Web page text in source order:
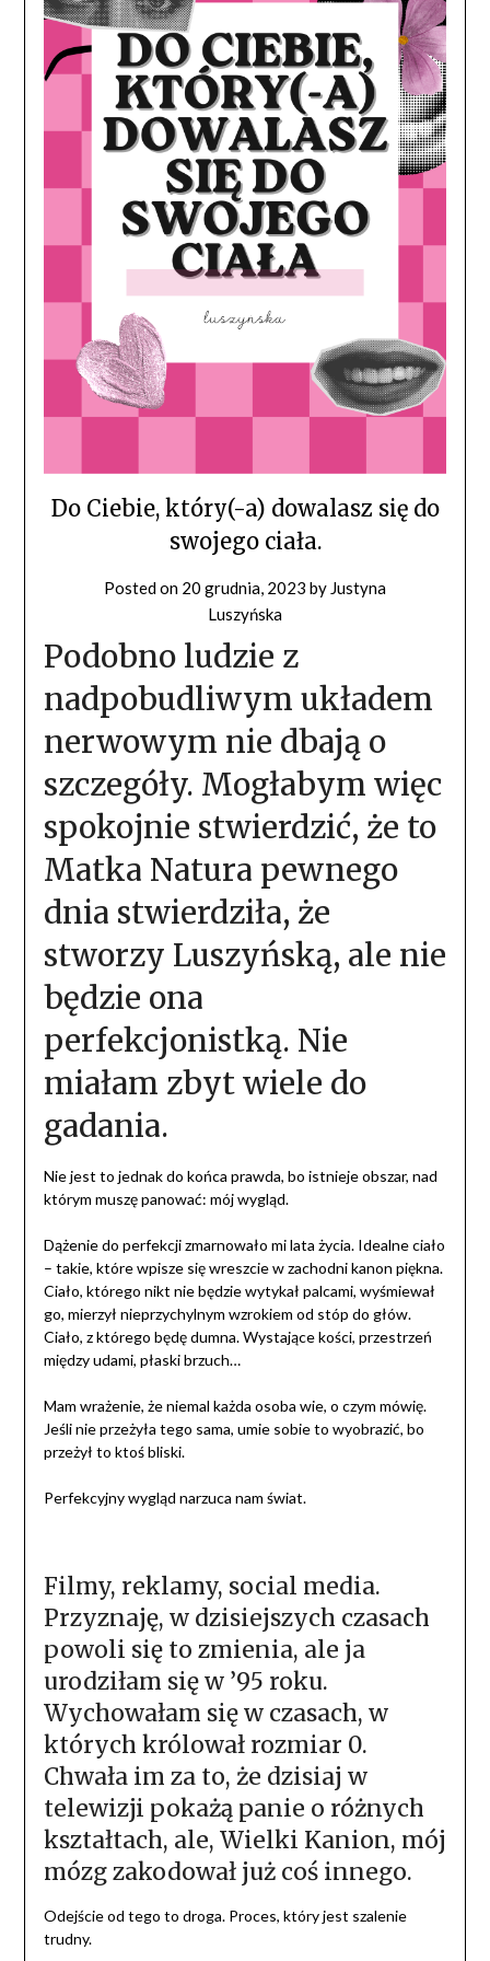
Do Ciebie, który(-a) dowalasz się do
swojego ciała.
Posted on 20 grudnia, 2023 by Justyna
Luszyńska
Podobno ludzie z
nadpobudliwym układem
nerwowym nie dbają o
szczegóły. Mogłabym więc
spokojnie stwierdzić, że to
Matka Natura pewnego
dnia stwierdziła, że
stworzy Luszyńską, ale nie
będzie ona
perfekcjonistką. Nie
miałam zbyt wiele do
gadania.
Nie jest to jednak do końca prawda, bo istnieje obszar, nad
którym muszę panować: mój wygląd.
Dążenie do perfekcji zmarnowało mi lata życia. Idealne ciało
– takie, które wpisze się wreszcie w zachodni kanon piękna.
Ciało, którego nikt nie będzie wytykał palcami, wyśmiewał
go, mierzył nieprzychylnym wzrokiem od stóp do głów.
Ciało, z którego będę dumna. Wystające kości, przestrzeń
między udami, płaski brzuch…
Mam wrażenie, że niemal każda osoba wie, o czym mówię.
Jeśli nie przeżyła tego sama, umie sobie to wyobrazić, bo
przeżył to ktoś bliski.
Perfekcyjny wygląd narzuca nam świat.
Filmy, reklamy, social media.
Przyznaję, w dzisiejszych czasach
powoli się to zmienia, ale ja
urodziłam się w ’95 roku.
Wychowałam się w czasach, w
których królował rozmiar 0.
Chwała im za to, że dzisiaj w
telewizji pokażą panie o różnych
kształtach, ale, Wielki Kanion, mój
mózg zakodował już coś innego.
Odejście od tego to droga. Proces, który jest szalenie
trudny.